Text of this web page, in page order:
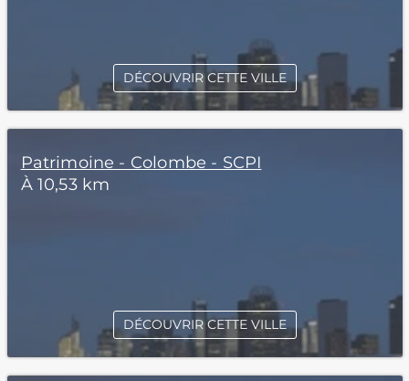
DÉCOUVRIR CETTE VILLE
Patrimoine - Colombe - SCPI
À 10,53 km
DÉCOUVRIR CETTE VILLE